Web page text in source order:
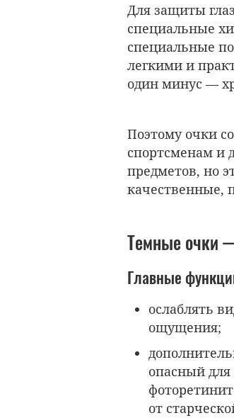
Для защиты
специальные
специальные
легкими и
один минус —
Поэтому очки
спортсменам и
предметов, но
качественные,
Темные очки
Главные
ослаблять
ощущения;
опасный
от